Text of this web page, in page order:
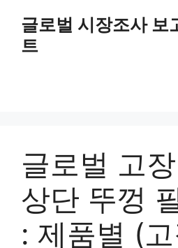
content
글로벌 시장조사 보
트
글로벌 고
상단 뚜껑
: 제품별 (